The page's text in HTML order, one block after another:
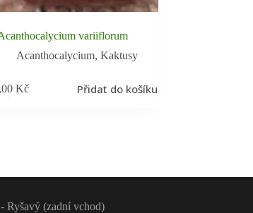
variiflorum
Acanthocalycium, Kaktusy
Kč Přidat do košíku
Ryšavý (zadní vchod)